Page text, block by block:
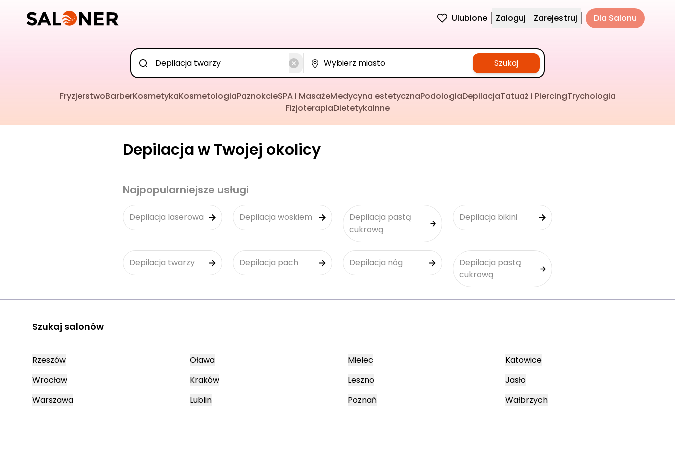
Ulubione Zaloguj Zarejestruj Dla Salonu
Szukaj
FryzjerstwoBarberKosmetykaKosmetologiaPaznokcieSPA i MasażeMedycyna estetycznaPodologiaDepilacjaTatuaż i PiercingTrychologia
FizjoterapiaDietetykaInne
Depilacja w Twojej okolicy
Najpopularniejsze usługi
Depilacja laserowa Depilacja woskiem
Depilacja pastą
cukrową
Depilacja bikini
Depilacja twarzy Depilacja pach Depilacja nóg
Depilacja pastą
cukrową
Szukaj salonów
Rzeszów
Wrocław
Warszawa
Oława
Kraków
Lublin
Mielec
Leszno
Poznań
Katowice
Jasło
Wałbrzych